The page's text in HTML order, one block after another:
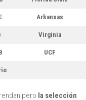
Arkansas
Virginia
UCF
pero la selección